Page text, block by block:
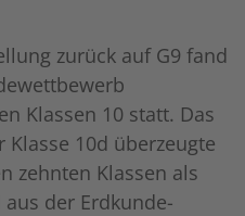
zurück auf G9 fand
Klassen 10 statt. Das
10d überzeugte
zehnten Klassen als
der Erdkunde-